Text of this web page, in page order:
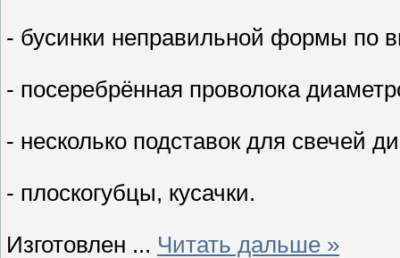
- бусинки неправильной формы по
- посеребрённая проволока
- несколько подставок для свечей
- плоскогубцы, кусачки.
Изготовлен ... Читать дальше »